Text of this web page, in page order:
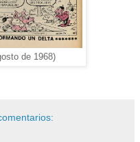
de 1968)